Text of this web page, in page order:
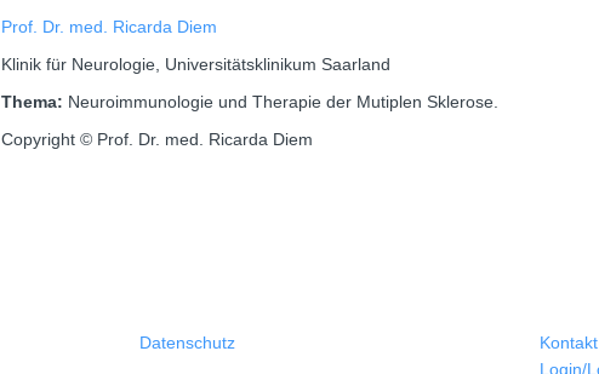
Prof. Dr. med. Ricarda Diem
Klinik für Neurologie, Universitätsklinikum Saarland
Thema: Neuroimmunologie und Therapie der Mutiplen Sklerose.
Copyright © Prof. Dr. med. Ricarda Diem
Datenschutz
Kontakt
Login/